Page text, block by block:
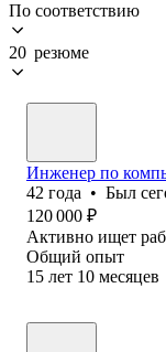
По соответствию
20 резюме
Инженер по
42 года • Был
120 000 ₽
Активно ищет
Общий опыт
15 лет 10 месяцев